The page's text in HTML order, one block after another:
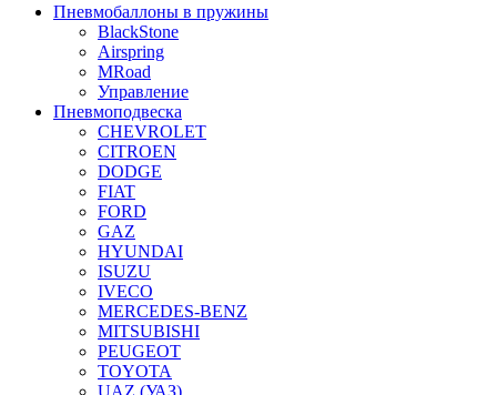
Пневмобаллоны в пружины
BlackStone
Airspring
MRoad
Управление
Пневмоподвеска
CHEVROLET
CITROEN
DODGE
FIAT
FORD
GAZ
HYUNDAI
ISUZU
IVECO
MERCEDES-BENZ
MITSUBISHI
PEUGEOT
TOYOTA
UAZ (УАЗ)